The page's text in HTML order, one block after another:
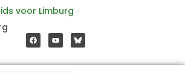
voor Limburg
a
c
e
o
o
o
u
t
b
e